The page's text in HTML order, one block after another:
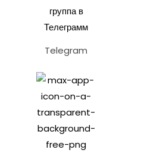
Telegram